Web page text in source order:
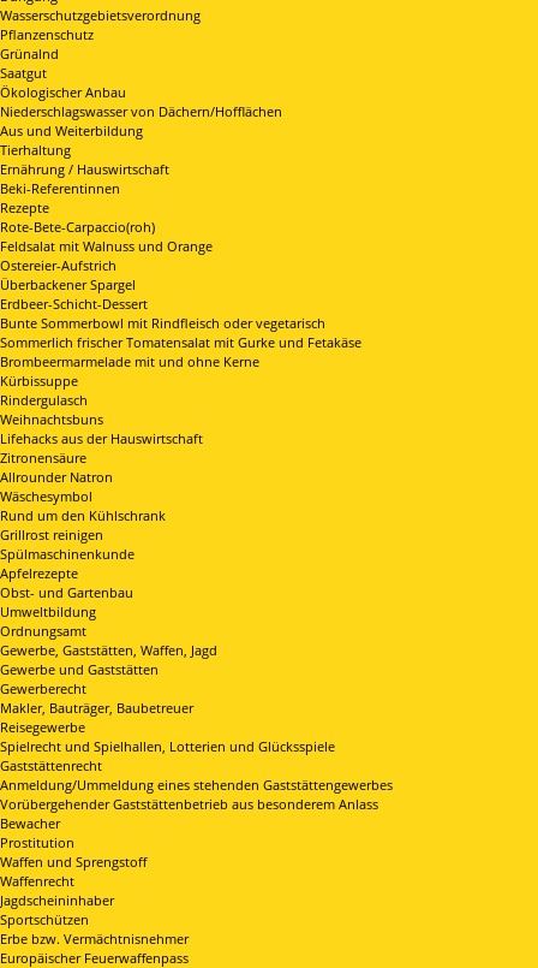
Wasserschutzgebietsverordnung
Pflanzenschutz
Grünalnd
Saatgut
Ökologischer Anbau
Niederschlagswasser von Dächern/Hofflächen
Aus und Weiterbildung
Tierhaltung
Ernährung / Hauswirtschaft
Beki-Referentinnen
Rezepte
Rote-Bete-Carpaccio(roh)
Feldsalat mit Walnuss und Orange
Ostereier-Aufstrich
Überbackener Spargel
Erdbeer-Schicht-Dessert
Bunte Sommerbowl mit Rindfleisch oder vegetarisch
Sommerlich frischer Tomatensalat mit Gurke und Fetakäse
Brombeermarmelade mit und ohne Kerne
Kürbissuppe
Rindergulasch
Weihnachtsbuns
Lifehacks aus der Hauswirtschaft
Zitronensäure
Allrounder Natron
Wäschesymbol
Rund um den Kühlschrank
Grillrost reinigen
Spülmaschinenkunde
Apfelrezepte
Obst- und Gartenbau
Umweltbildung
Ordnungsamt
Gewerbe, Gaststätten, Waffen, Jagd
Gewerbe und Gaststätten
Gewerberecht
Makler, Bauträger, Baubetreuer
Reisegewerbe
Spielrecht und Spielhallen, Lotterien und Glücksspiele
Gaststättenrecht
Anmeldung/Ummeldung eines stehenden Gaststättengewerbes
Vorübergehender Gaststättenbetrieb aus besonderem Anlass
Bewacher
Prostitution
Waffen und Sprengstoff
Waffenrecht
Jagdscheininhaber
Sportschützen
Erbe bzw. Vermächtnisnehmer
Europäischer Feuerwaffenpass